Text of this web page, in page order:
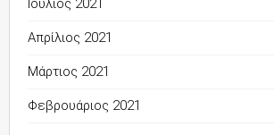
Ιούλιος 2021
Απρίλιος 2021
Μάρτιος 2021
Φεβρουάριος 2021